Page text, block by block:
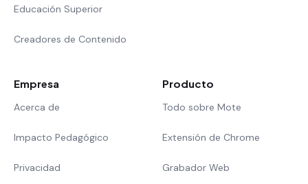
Educación Superior
Creadores de Contenido
Empresa
Acerca de
Impacto Pedagógico
Privacidad
Producto
Todo sobre Mote
Extensión de Chrome
Grabador Web